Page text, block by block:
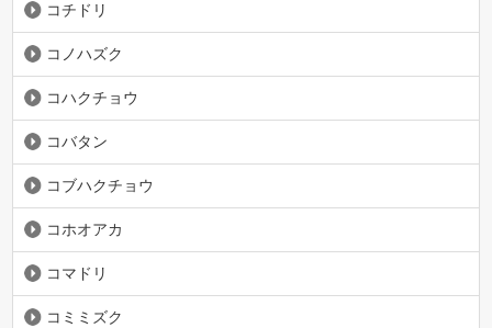
コチドリ
コノハズク
コハクチョウ
コバタン
コブハクチョウ
コホオアカ
コマドリ
コミミズク